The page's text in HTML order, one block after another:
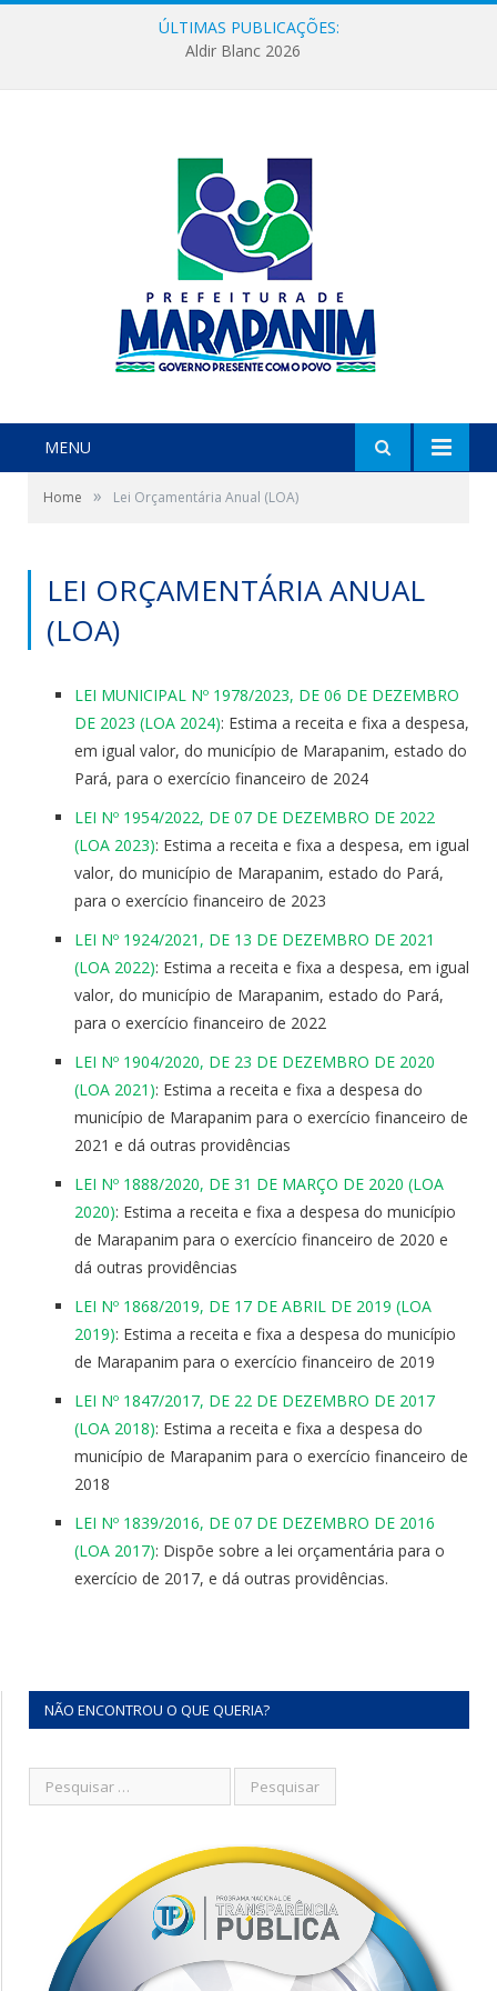
ÚLTIMAS PUBLICAÇÕES:
Aldir Blanc 2026
MENU
Home » Lei Orçamentária Anual (LOA)
LEI ORÇAMENTÁRIA ANUAL
(LOA)
LEI MUNICIPAL Nº 1978/2023, DE 06 DE DEZEMBRO
DE 2023 (LOA 2024): Estima a receita e fixa a despesa,
em igual valor, do município de Marapanim, estado do
Pará, para o exercício financeiro de 2024
LEI Nº 1954/2022, DE 07 DE DEZEMBRO DE 2022
(LOA 2023): Estima a receita e fixa a despesa, em igual
valor, do município de Marapanim, estado do Pará,
para o exercício financeiro de 2023
LEI Nº 1924/2021, DE 13 DE DEZEMBRO DE 2021
(LOA 2022): Estima a receita e fixa a despesa, em igual
valor, do município de Marapanim, estado do Pará,
para o exercício financeiro de 2022
LEI Nº 1904/2020, DE 23 DE DEZEMBRO DE 2020
(LOA 2021): Estima a receita e fixa a despesa do
município de Marapanim para o exercício financeiro de
2021 e dá outras providências
LEI Nº 1888/2020, DE 31 DE MARÇO DE 2020 (LOA
2020): Estima a receita e fixa a despesa do município
de Marapanim para o exercício financeiro de 2020 e
dá outras providências
LEI Nº 1868/2019, DE 17 DE ABRIL DE 2019 (LOA
2019): Estima a receita e fixa a despesa do município
de Marapanim para o exercício financeiro de 2019
LEI Nº 1847/2017, DE 22 DE DEZEMBRO DE 2017
(LOA 2018): Estima a receita e fixa a despesa do
município de Marapanim para o exercício financeiro de
2018
LEI Nº 1839/2016, DE 07 DE DEZEMBRO DE 2016
(LOA 2017): Dispõe sobre a lei orçamentária para o
exercício de 2017, e dá outras providências.
NÃO ENCONTROU O QUE QUERIA?